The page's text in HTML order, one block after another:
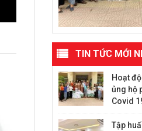
TIN TỨC MỚI
Hoạt
ủng hộ
Covid
Tập